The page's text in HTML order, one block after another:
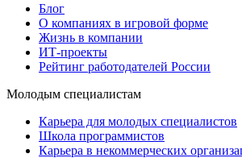
Блог
О компаниях в игровой форме
Жизнь в компании
ИТ-проекты
Рейтинг работодателей России
Молодым специалистам
Карьера для молодых специалистов
Школа программистов
Карьера в некоммерческих